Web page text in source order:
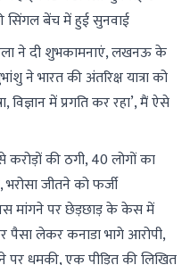
सिंगल बेंच में हुई सुनवाई
ने दी शुभकामनाएं, लखनऊ के
ने भारत की अंतरिक्ष यात्रा को
विज्ञान में प्रगति कर रहा’, मैं ऐसे
की ठगी, 40 लोगों का
जीतने को फर्जी
मांगने पर छेड़छाड़ के केस में
पैसा लेकर कनाडा भागे आरोपी,
पर धमकी, एक पीड़ित की लिखित